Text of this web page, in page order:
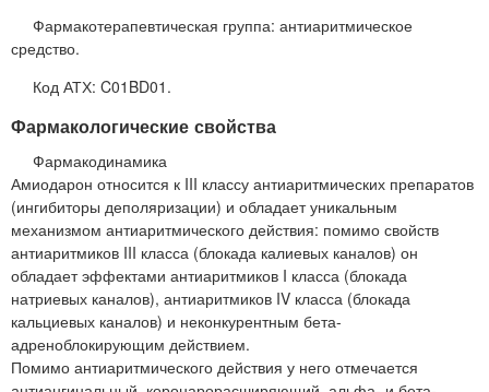
Фармакотерапевтическая группа: антиаритмическое
средство.
Код АТХ: C01BD01.
Фармакологические свойства
Фармакодинамика
Амиодарон относится к III классу антиаритмических препаратов
(ингибиторы деполяризации) и обладает уникальным
механизмом антиаритмического действия: помимо свойств
антиаритмиков III класса (блокада калиевых каналов) он
обладает эффектами антиаритмиков I класса (блокада
натриевых каналов), антиаритмиков IV класса (блокада
кальциевых каналов) и неконкурентным бета-
адреноблокирующим действием.
Помимо антиаритмического действия у него отмечается